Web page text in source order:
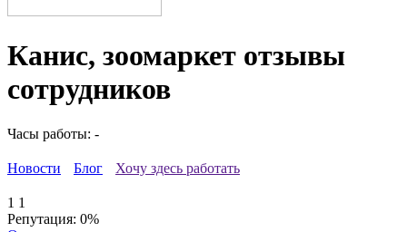
Канис, зоомаркет отзывы
сотрудников
Часы работы: -
Новости Блог Хочу здесь работать
1 1
Репутация: 0%